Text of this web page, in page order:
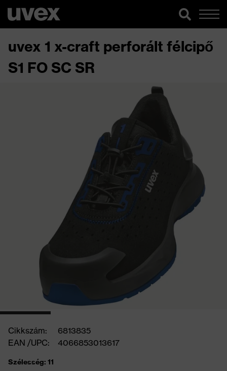
uvex 1 x-craft perforált félcipő
S1 FO SC SR
Cikkszám:
6813835
EAN /UPC:
4066853013617
Szélesség: 11